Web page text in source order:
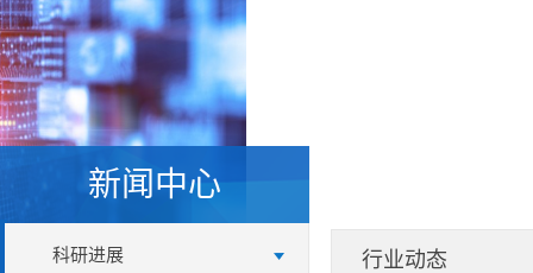
新闻中心
科研进展 行业动态